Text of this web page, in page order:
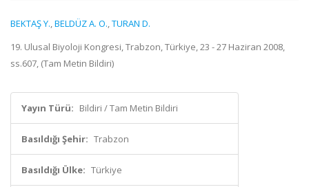
BEKTAŞ Y.,BELDÜZ A. O.,TURAN D.
19. Ulusal Biyoloji Kongresi, Trabzon, Türkiye, 23 - 27 Haziran 2008,
ss.607, (Tam Metin Bildiri)
Yayın Türü: Bildiri / Tam Metin Bildiri
Basıldığı Şehir: Trabzon
Basıldığı Ülke: Türkiye